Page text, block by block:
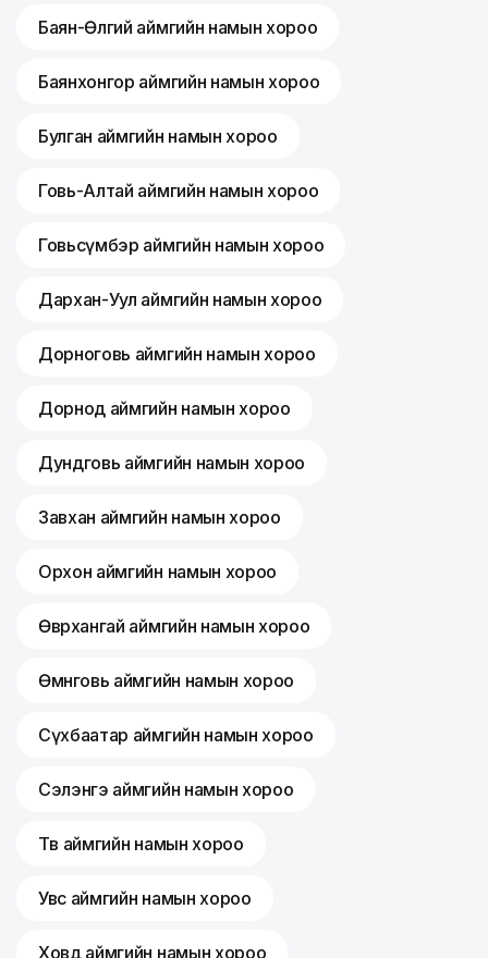
Баян-Өлгий аймгийн намын хороо
Баянхонгор аймгийн намын хороо
Булган аймгийн намын хороо
Говь-Алтай аймгийн намын хороо
Говьсүмбэр аймгийн намын хороо
Дархан-Уул аймгийн намын хороо
Дорноговь аймгийн намын хороо
Дорнод аймгийн намын хороо
Дундговь аймгийн намын хороо
Завхан аймгийн намын хороо
Орхон аймгийн намын хороо
Өвөрхангай аймгийн намын хороо
Өмнөговь аймгийн намын хороо
Сүхбаатар аймгийн намын хороо
Сэлэнгэ аймгийн намын хороо
Төв аймгийн намын хороо
Увс аймгийн намын хороо
Ховд аймгийн намын хороо